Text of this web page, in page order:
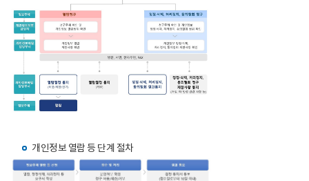
개인정보 열람 등 단계 절차